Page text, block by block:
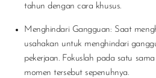
tahun dengan cara khusus.
Menghindari Gangguan: Saat
usahakan untuk menghindari
pekerjaan. Fokuslah pada satu
momen tersebut sepenuhnya.